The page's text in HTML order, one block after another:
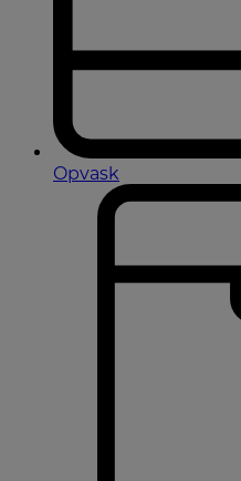
Opvask